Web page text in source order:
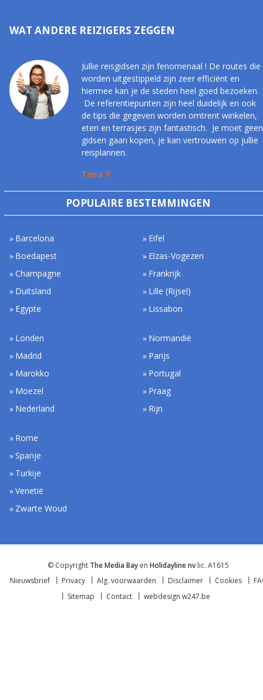
WAT ANDERE REIZIGERS ZEGGEN
Jullie reisgidsen zijn fenomenaal ! De routes die
worden uitgestippeld zijn zeer efficiënt en
hiermee kan je de steden heel goed bezoeken.
De referentiepunten zijn heel duidelijk en ook
de tips die gegeven worden omtrent winkelen,
eten en terrasjes zijn fantastisch. Je moet geen
gidsen gaan kopen, je kan vertrouwen op jullie
reisplannen.
Tania P
POPULAIRE BESTEMMINGEN
Barcelona
Boedapest
Champagne
Duitsland
Egypte
Eifel
Elzas-Vogezen
Frankrijk
Lille (Rijsel)
Lissabon
Londen
Madrid
Marokko
Moezel
Nederland
Normandië
Parijs
Portugal
Praag
Rijn
Rome
Spanje
Turkije
Venetië
Zwarte Woud
© Copyright The Media Bay en Holidayline nvlic. A1615
Nieuwsbrief
Privacy Alg. voorwaarden Disclaimer Cookies
Sitemap
Contact webdesign w247.be